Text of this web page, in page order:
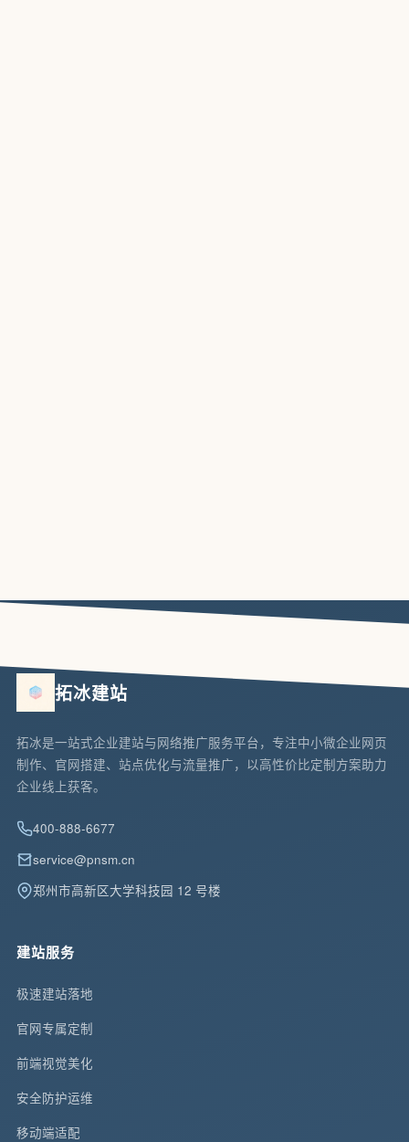
拓冰建站
拓冰是一站式企业建站与网络推广服务平台，专注中小微企业网页
制作、官网搭建、站点优化与流量推广，以高性价比定制方案助力
企业线上获客。
400-888-6677
service@pnsm.cn
郑州市高新区大学科技园 12 号楼
建站服务
极速建站落地
官网专属定制
前端视觉美化
安全防护运维
移动端适配